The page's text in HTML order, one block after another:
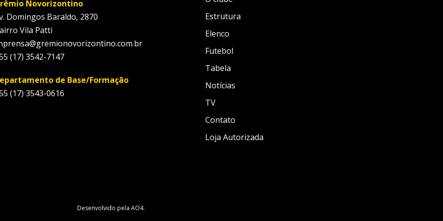
Novorizontino
Domingos Baraldo, 2870
Vila Patti
(17) 3542-7147
de Base/Formação
(17) 3543-0616
Estrutura
Elenco
Futebol
Tabela
Notícias
TV
Contato
Loja Autorizada
Desenvolvido pela AO4.